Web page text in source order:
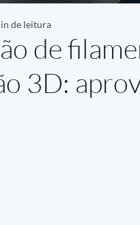
de
3D:
de leitura